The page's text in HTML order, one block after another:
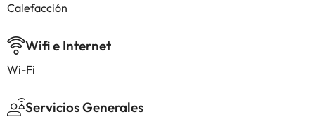
Calefacción
Wifi e Internet
Wi-Fi
Servicios Generales